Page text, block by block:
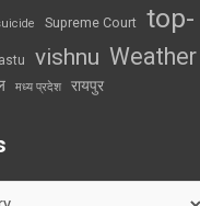
Supreme Court top-
vishnu Weather
मध्य प्रदेश रायपुर